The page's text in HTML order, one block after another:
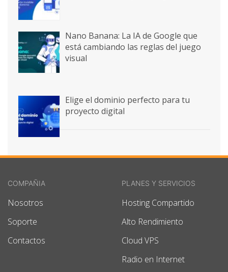
Nano Banana: La IA de Google que
está cambiando las reglas del juego
visual
Elige el dominio perfecto para tu
proyecto digital
COMPAÑIA
Nosotros
Soporte
Contactos
PLANES Y SERVICIOS
Hosting Compartido
Alto Rendimiento
Cloud VPS
Radio en Internet